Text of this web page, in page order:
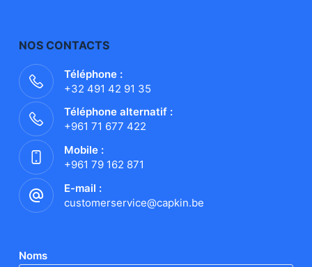
NOS CONTACTS
Téléphone :
+32 491 42 91 35
Téléphone alternatif :
+961 71 677 422
Mobile :
+961 79 162 871
E-mail :
customerservice@capkin.be
Noms